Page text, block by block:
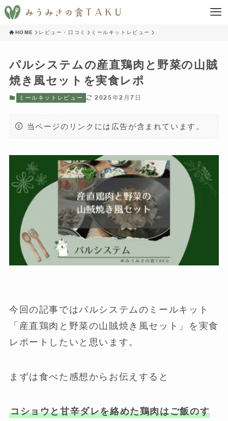
HOME レビュー・口コミ ミールキットレビュー
パルシステムの産直鶏肉と野菜の山賊
焼き風セットを実食レポ
ミールキットレビュー 2025年2月7日
当ページのリンクには広告が含まれています。
今回の記事ではパルシステムのミールキット
「産直鶏肉と野菜の山賊焼き風セット」を実食
レポートしたいと思います。
まずは食べた感想からお伝えすると
コショウと甘辛ダレを絡めた鶏肉はご飯のす